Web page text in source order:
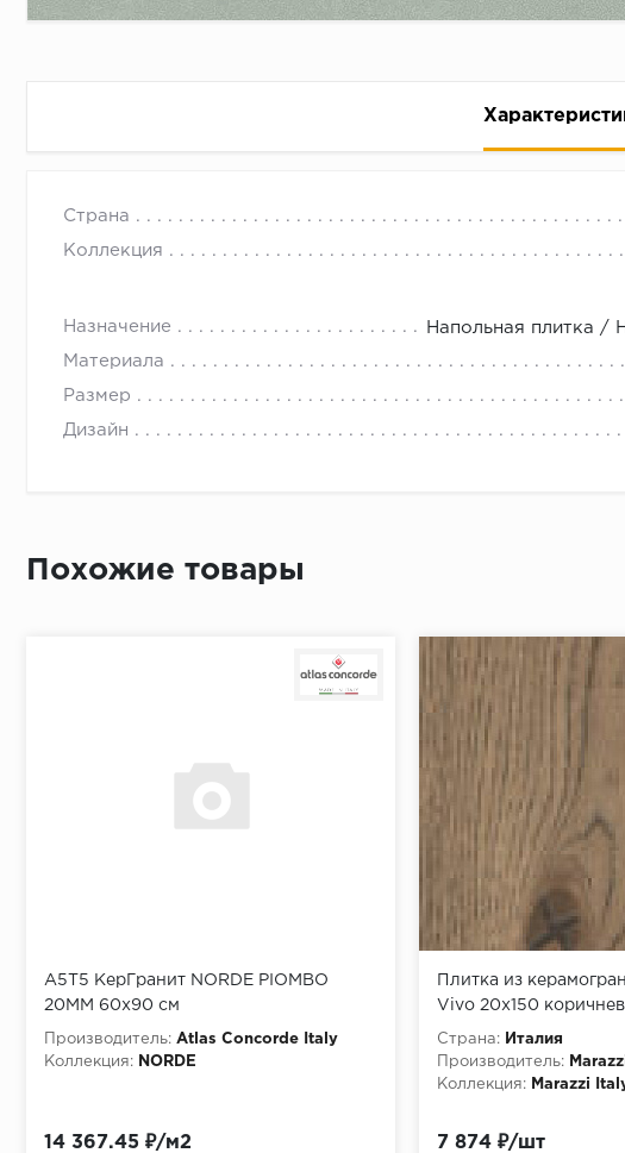
Страна
Коллекция
Назначение Напольная плитка /
Материала
Размер
Дизайн
Достаточно только паспорта
Похожие товары
A5T5 КерГранит NORDE PIOMBO
20MM 60x90 см
Производитель: Atlas Concorde Italy
Коллекция:
NORDE
14 367.45 ₽/м2
Плитка из
Vivo 20х150
Страна:
Италия
Производитель:
Коллекция:
Marazzi
7 874 ₽/шт